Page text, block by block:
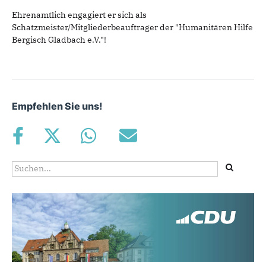
Ehrenamtlich engagiert er sich als
Schatzmeister/Mitgliederbeauftrager der "Humanitären Hilfe
Bergisch Gladbach e.V."!
Empfehlen Sie uns!
Suchformular
Suche